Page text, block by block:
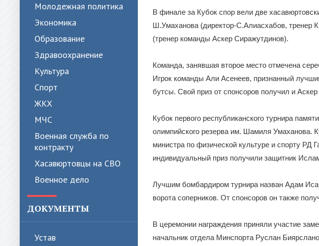
Молодежная политика
Экономика
Образование
Здравоохранение
Культура
Спорт
ЖКХ
МЧС
Военная служба по
контракту
Хасавюртовцы на СВО
Военное дело
ДОКУМЕНТЫ
Устав
В финале за Кубок спор вели две
Ш.Умаханова (директор-С.Алиасхабов, тренер
(тренер команды Аскер Сиражутдинов).
Команда, занявшая второе место отмечена
Игрок команды Али Асенеев, признанный
бутсы. Свой приз от спонсоров получил и
Кубок первого республиканского турнира
олимпийского резерва им. Шамиля Умаханова.
министра по физической культуре и спорту РД
индивидуальный приз получили защитник
Лучшим бомбардиром турнира назван Адам
ворота соперников. От спонсоров он также
В церемонии награждения приняли участие
начальник отдела Минспорта Руслан